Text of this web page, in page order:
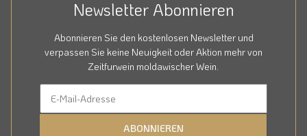
Newsletter Abonnieren
Abonnieren Sie den kostenlosen Newsletter und
verpassen Sie keine Neuigkeit oder Aktion mehr von
Zeitfurwein moldawischer Wein.
ABONNIEREN